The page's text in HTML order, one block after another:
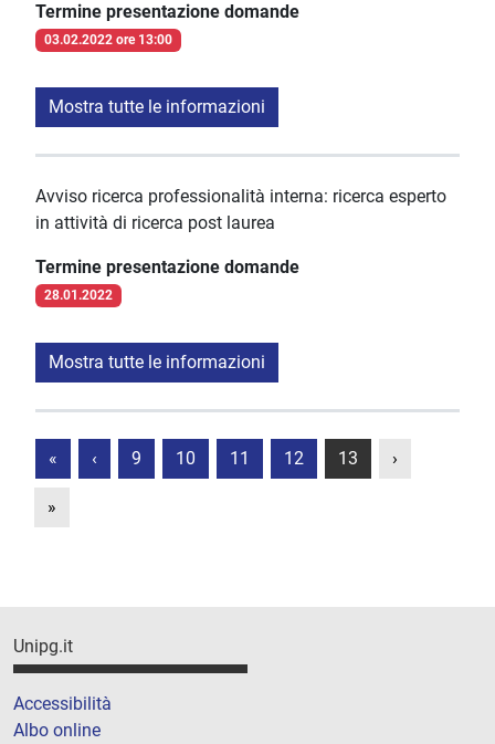
Termine presentazione domande
03.02.2022 ore 13:00
Mostra tutte le informazioni
Avviso ricerca professionalità interna: ricerca esperto
in attività di ricerca post laurea
Termine presentazione domande
28.01.2022
Mostra tutte le informazioni
« ‹ 9 10 11 12 13 ›
»
Unipg.it
Accessibilità
Albo online